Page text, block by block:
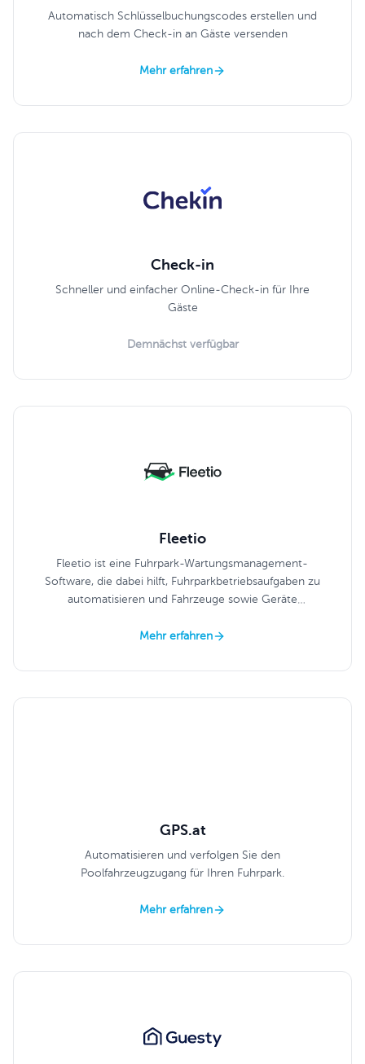
Automatisch Schlüsselbuchungscodes erstellen und
nach dem Check-in an Gäste versenden
Mehr erfahren
Check-in
Schneller und einfacher Online-Check-in für Ihre
Gäste
Demnächst verfügbar
Fleetio
Fleetio ist eine Fuhrpark-Wartungsmanagement-
Software, die dabei hilft, Fuhrparkbetriebsaufgaben zu
automatisieren und Fahrzeuge sowie Geräte
Mehr erfahren
GPS.at
Automatisieren und verfolgen Sie den
Poolfahrzeugzugang für Ihren Fuhrpark.
Mehr erfahren